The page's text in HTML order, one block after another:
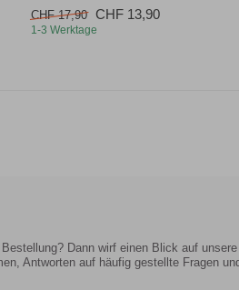
CHF 17,90 CHF 13,90
1-3 Werktage
Dann wirf einen Blick auf
Antworten auf häufig gestellte Fragen